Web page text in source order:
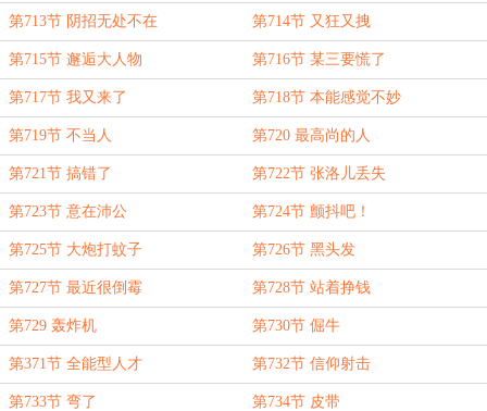
第713节 阴招无处不在 第714节 又狂又拽
第715节 邂逅大人物 第716节 某三要慌了
第717节 我又来了 第718节 本能感觉不妙
第719节 不当人 第720 最高尚的人
第721节 搞错了 第722节 张洛儿丢失
第723节 意在沛公 第724节 颤抖吧！
第725节 大炮打蚊子 第726节 黑头发
第727节 最近很倒霉 第728节 站着挣钱
第729 轰炸机 第730节 倔牛
第371节 全能型人才 第732节 信仰射击
第733节 弯了 第734节 皮带